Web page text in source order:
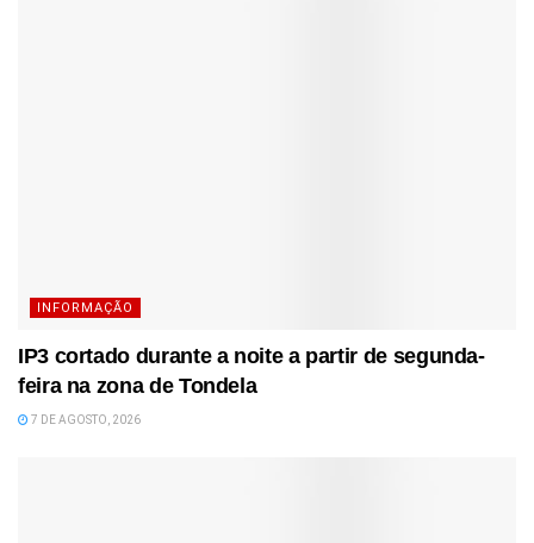
INFORMAÇÃO
IP3 cortado durante a noite a partir de segunda-
feira na zona de Tondela
7 DE AGOSTO, 2026